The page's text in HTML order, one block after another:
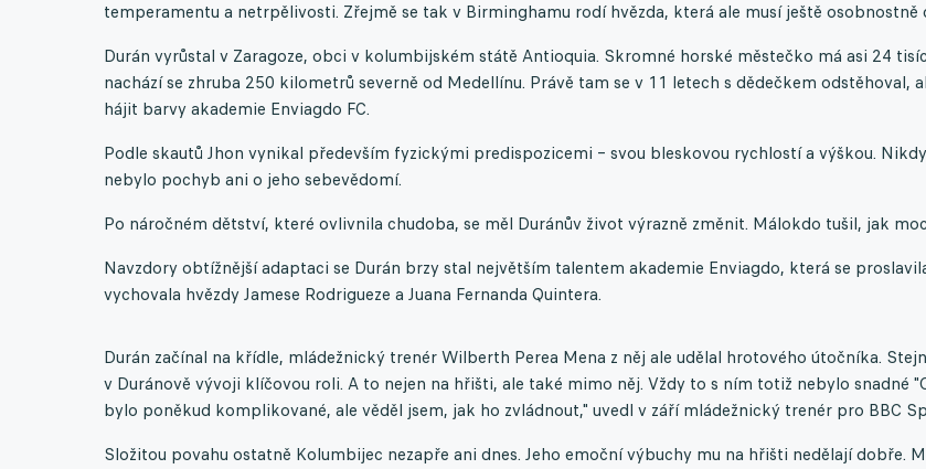
temperamentu a netrpělivosti. Zřejmě se tak v Birminghamu rodí hvězda, která ale musí ještě osobnostně
Durán vyrůstal v Zaragoze, obci v kolumbijském státě Antioquia. Skromné horské městečko má asi 24
nachází se zhruba 250 kilometrů severně od Medellínu. Právě tam se v 11 letech s dědečkem odstěhoval,
hájit barvy akademie Enviagdo FC.
Podle skautů Jhon vynikal především fyzickými predispozicemi – svou bleskovou rychlostí a výškou.
nebylo pochyb ani o jeho sebevědomí.
Po náročném dětství, které ovlivnila chudoba, se měl Duránův život výrazně změnit. Málokdo tušil, jak
Navzdory obtížnější adaptaci se Durán brzy stal největším talentem akademie Enviagdo, která se
vychovala hvězdy Jamese Rodrigueze a Juana Fernanda Quintera.
Durán začínal na křídle, mládežnický trenér Wilberth Perea Mena z něj ale udělal hrotového útočníka.
v Duránově vývoji klíčovou roli. A to nejen na hřišti, ale také mimo něj. Vždy to s ním totiž nebylo snadné
bylo poněkud komplikované, ale věděl jsem, jak ho zvládnout," uvedl v září mládežnický trenér pro BBC
Složitou povahu ostatně Kolumbijec nezapře ani dnes. Jeho emoční výbuchy mu na hřišti nedělají dobře.